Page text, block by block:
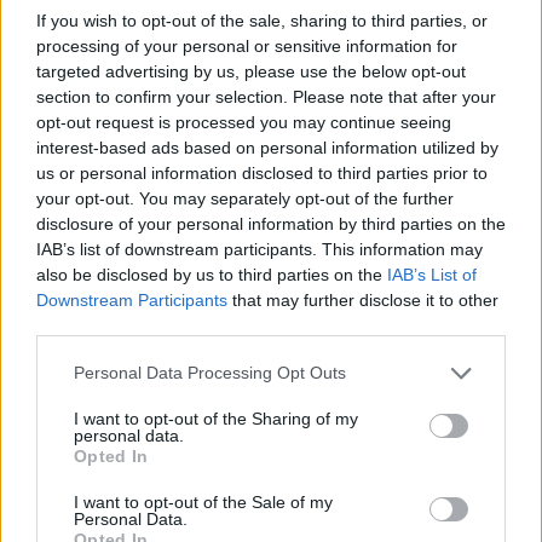
If you wish to opt-out of the sale, sharing to third parties, or
processing of your personal or sensitive information for
targeted advertising by us, please use the below opt-out
section to confirm your selection. Please note that after your
opt-out request is processed you may continue seeing
interest-based ads based on personal information utilized by
us or personal information disclosed to third parties prior to
your opt-out. You may separately opt-out of the further
disclosure of your personal information by third parties on the
IAB’s list of downstream participants. This information may
also be disclosed by us to third parties on the IAB’s List of
Downstream Participants that may further disclose it to other
Please note that this website/app uses one or more Google
not limited to your visit or usage behaviour. You may click to
grant or deny consent to Google and its third-party tags to
use your data for below specified purposes in below Google
consent section.
Personal Data Processing Opt Outs
I want to opt-out of the Sharing of my
personal data.
Opted In
I want to opt-out of the Sale of my
Personal Data.
Schumacher nem menekül a családnév súlya elől
Verstappen a Nordschleifén: menetrend és
Hallgasd meg a Formula Podcast